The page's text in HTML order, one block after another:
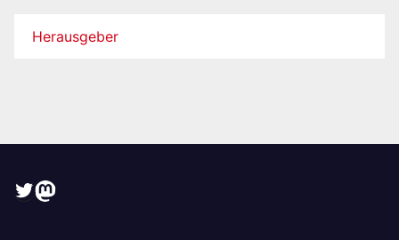
Herausgeber
Twitter
Mastodon